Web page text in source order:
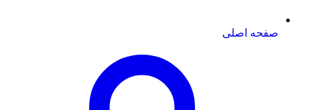
صفحه اصلی